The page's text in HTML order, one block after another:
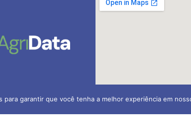
AGRIDATA Contabilidade Rural Ltda
para garantir que você tenha a melhor experiência em